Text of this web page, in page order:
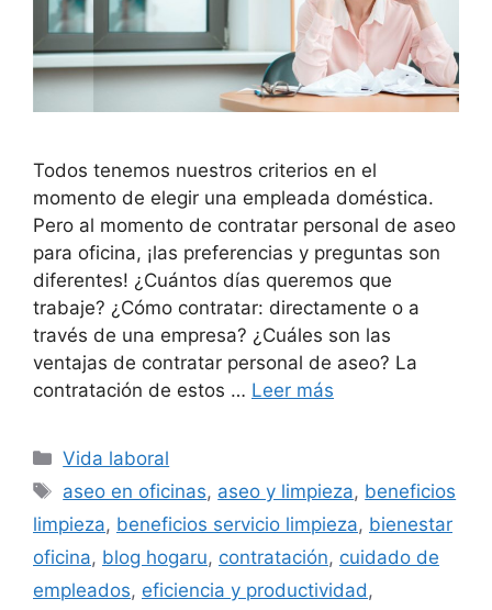
Todos tenemos nuestros criterios en el
momento de elegir una empleada doméstica.
Pero al momento de contratar personal de aseo
para oficina, ¡las preferencias y preguntas son
diferentes! ¿Cuántos días queremos que
trabaje? ¿Cómo contratar: directamente o a
través de una empresa? ¿Cuáles son las
ventajas de contratar personal de aseo? La
contratación de estos … Leer más
Categorías
Vida laboral
Etiquetas
aseo en oficinas, aseo y limpieza, beneficios
limpieza, beneficios servicio limpieza, bienestar
oficina, blog hogaru, contratación, cuidado de
empleados, eficiencia y productividad ,